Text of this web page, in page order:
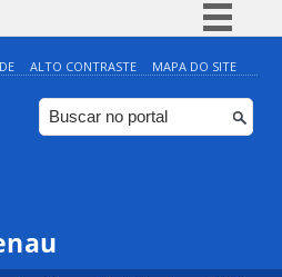
Simplifique!
Comunica BR
Participe
ALTO CONTRASTE MAPA DO SITE